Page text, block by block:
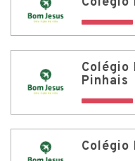
Colégio
Pinhais
Colégio